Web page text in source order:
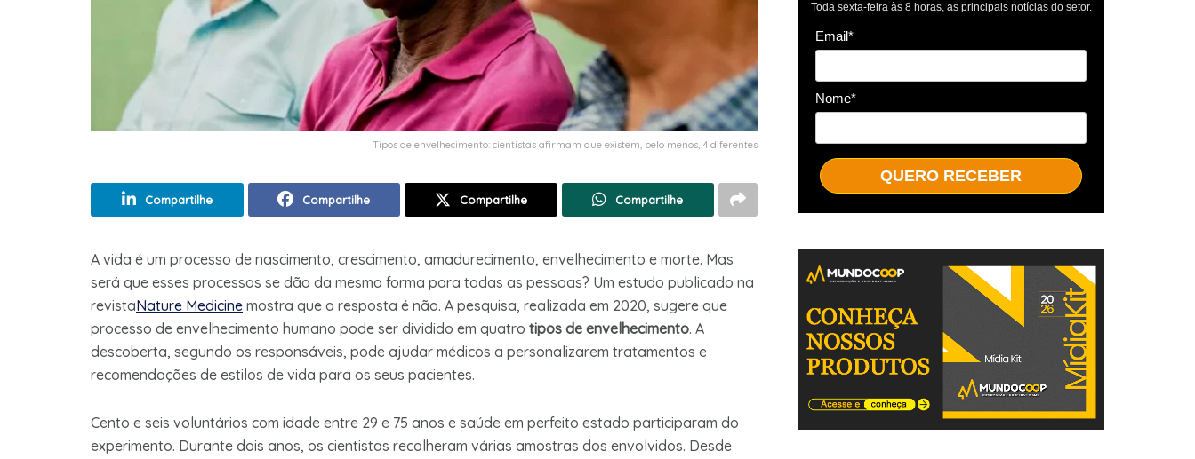
Tipos de envelhecimento: cientistas afirmam que existem, pelo menos, 4 diferentes
Compartilhe Compartilhe Compartilhe Compartilhe
A vida é um processo de nascimento, crescimento, amadurecimento, envelhecimento e morte. Mas
será que esses processos se dão da mesma forma para todas as pessoas? Um estudo publicado na
revistaNature Medicine mostra que a resposta é não. A pesquisa, realizada em 2020, sugere que
processo de envelhecimento humano pode ser dividido em quatro tipos de envelhecimento. A
descoberta, segundo os responsáveis, pode ajudar médicos a personalizarem tratamentos e
recomendações de estilos de vida para os seus pacientes.
Cento e seis voluntários com idade entre 29 e 75 anos e saúde em perfeito estado participaram do
experimento. Durante dois anos, os cientistas recolheram várias amostras dos envolvidos. Desde
Toda sexta-feira às 8 horas, as principais notícias do setor.
Email*
Nome*
QUERO RECEBER